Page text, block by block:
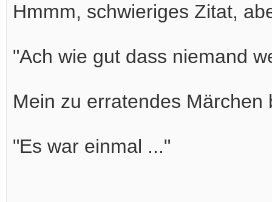
Hmmm, schwieriges Zitat,
"Ach wie gut dass niemand
Mein zu erratendes Märchen
"Es war einmal ..."